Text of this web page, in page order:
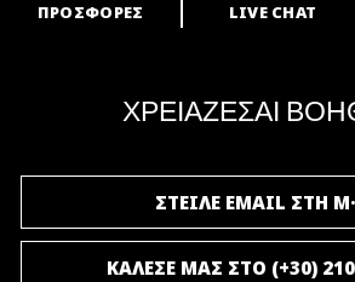
ARE YOU A M·A·C LOVER?
ΠΡΟΣΦΟΡΕΣ LIVE CHAT
ΧΡΕΙΑΖΕΣΑΙ
ΣΤΕΙΛΕ EMAIL ΣΤΗ
ΚΑΛΕΣΕ ΜΑΣ ΣΤΟ (+30)